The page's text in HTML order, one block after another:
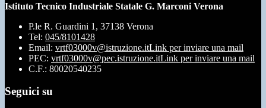
Istituto Tecnico Industriale Statale G. Marconi Verona
P.le R. Guardini 1, 37138 Verona
Tel: 045/8101428
Email: vrtf03000v@istruzione.itLink per inviare una mail
PEC: vrtf03000v@pec.istruzione.itLink per inviare una mail
C.F.: 80020540235
Seguici su